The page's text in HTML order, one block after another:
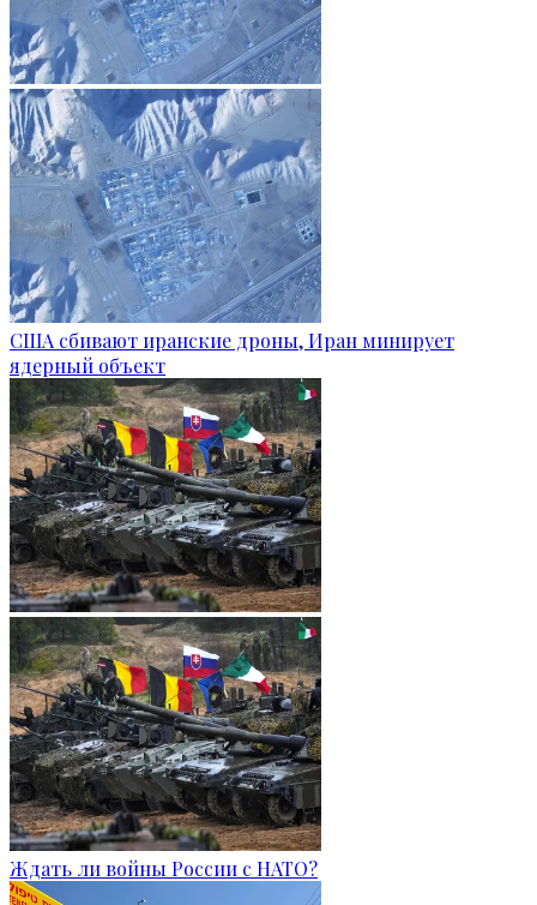
США сбивают иранские дроны, Иран минирует
ядерный объект
Ждать ли войны России с НАТО?